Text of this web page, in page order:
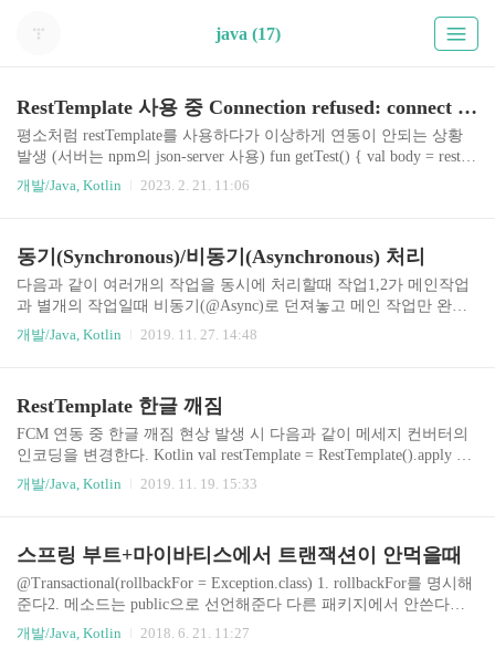
java (17)
RestTemplate 사용 중 Connection refused: connect 오류 발생
평소처럼 restTemplate를 사용하다가 이상하게 연동이 안되는 상황
발생 (서버는 npm의 json-server 사용) fun getTest() { val body = restTe
mplate.getForEntity("$host/test", String::class.java).body logger.info {"b
expe..
개발/Java, Kotlin 2023. 2. 21. 11:06
동기(Synchronous)/비동기(Asynchronous) 처리
다음과 같이 여러개의 작업을 동시에 처리할때 작업1,2가 메인작업
과 별개의 작업일때 비동기(@Async)로 던져놓고 메인 작업만 완료
후 응답을 주기도 합니다. (응답시간 0.5초, 작업1,2의 결과 받을 수
될때까지 대기 후 응답을 줍니다. (응답시간 2초, 3개의 작업 결과 확
인 가능) Kotlin @RestController @EnableAsync class ThreadTest( val ta
skService: TaskService, val mainService: MainService ..
개발/Java, Kotlin 2019. 11. 27. 14:48
RestTemplate 한글 깨짐
FCM 연동 중 한글 깨짐 현상 발생 시 다음과 같이 메세지 컨버터의
인코딩을 변경한다. Kotlin val restTemplate = RestTemplate().apply {
messageConverters.forEach { if(it is StringHttpMessageConverter) { it.de
개발/Java, Kotlin 2019. 11. 19. 15:33
스프링 부트+마이바티스에서 트랜잭션이 안먹을때
@Transactional(rollbackFor = Exception.class) 1. rollbackFor를 명시해
준다2. 메소드는 public으로 선언해준다 다른 패키지에서 안쓴다고 p
ublic으로 안했다가 삽질 경험그 외에 다른 DataSourceTransactionMan
개발/Java, Kotlin 2018. 6. 21. 11:27